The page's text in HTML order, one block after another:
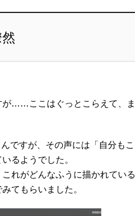
が……ここはぐっとこらえて、ま
ですが、その声には「自分もこ
るようでした。
れがどんなふうに描かれている
てもらいました。